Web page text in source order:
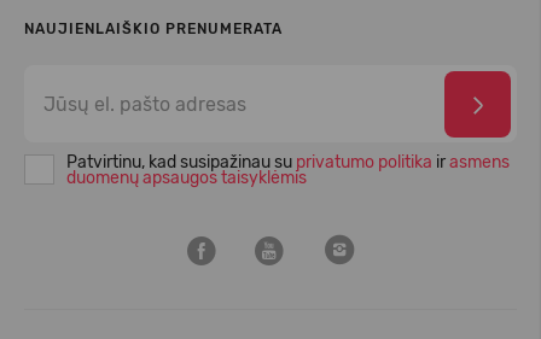
NAUJIENLAIŠKIO PRENUMERATA
Patvirtinu, kad susipažinau su privatumo politika irasmens
duomenų apsaugos taisyklėmis